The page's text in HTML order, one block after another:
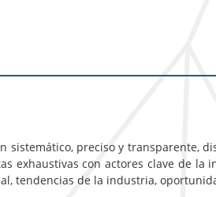
sistemático, preciso y
exhaustivas con actores clave de
tendencias de la industria,